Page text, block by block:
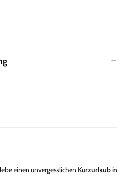
einen unvergesslichen Kurzurlaub in